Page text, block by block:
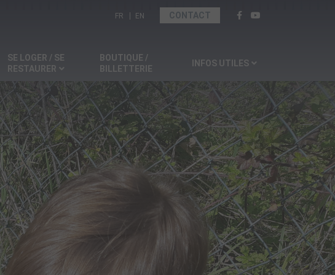
Sélectionnez votre langue
FR EN CONTACT
SE LOGER / SE
RESTAURER
BOUTIQUE /
BILLETTERIE
INFOS UTILES